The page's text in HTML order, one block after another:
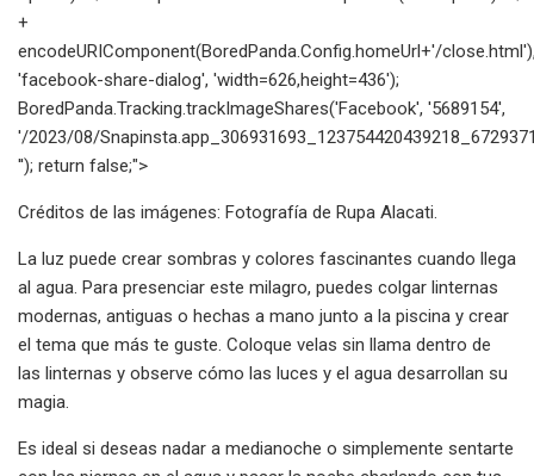
+
encodeURIComponent(BoredPanda.Config.homeUrl+'/
'facebook-share-dialog', 'width=626,height=436');
BoredPanda.Tracking.trackImageShares('Facebook', '5689154',
'/2023/08/
''); return false;">
Créditos de las imágenes: Fotografía de Rupa Alacati.
La luz puede crear sombras y colores fascinantes cuando llega
al agua. Para presenciar este milagro, puedes colgar linternas
modernas, antiguas o hechas a mano junto a la piscina y crear
el tema que más te guste. Coloque velas sin llama dentro de
las linternas y observe cómo las luces y el agua desarrollan su
magia.
Es ideal si deseas nadar a medianoche o simplemente sentarte